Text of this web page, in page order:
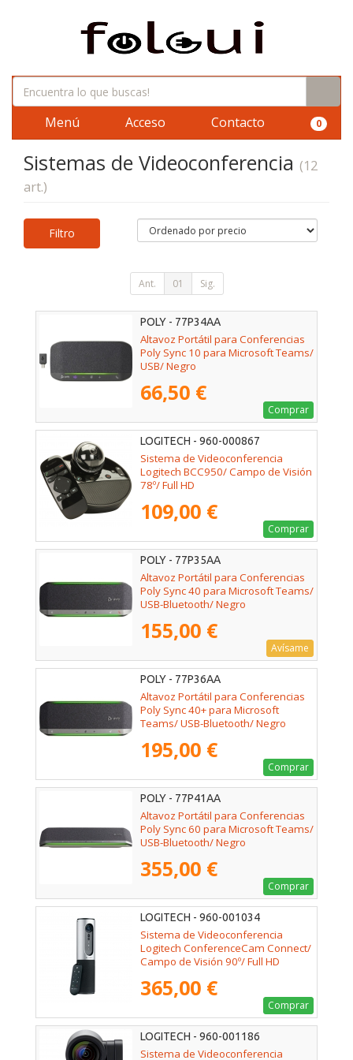
Menú Acceso Contacto 0
Sistemas de Videoconferencia (12
art.)
Filtro
Ant. 01 Sig.
POLY - 77P34AA
Altavoz Portátil para Conferencias
Poly Sync 10 para Microsoft Teams/
USB/ Negro
66,50 €
Comprar
LOGITECH - 960-000867
Sistema de Videoconferencia
Logitech BCC950/ Campo de Visión
78º/ Full HD
109,00 €
Comprar
POLY - 77P35AA
Altavoz Portátil para Conferencias
Poly Sync 40 para Microsoft Teams/
USB-Bluetooth/ Negro
155,00 €
Avísame
POLY - 77P36AA
Altavoz Portátil para Conferencias
Poly Sync 40+ para Microsoft
Teams/ USB-Bluetooth/ Negro
195,00 €
Comprar
POLY - 77P41AA
Altavoz Portátil para Conferencias
Poly Sync 60 para Microsoft Teams/
USB-Bluetooth/ Negro
355,00 €
Comprar
LOGITECH - 960-001034
Sistema de Videoconferencia
Logitech ConferenceCam Connect/
Campo de Visión 90º/ Full HD
365,00 €
Comprar
LOGITECH - 960-001186
Sistema de Videoconferencia